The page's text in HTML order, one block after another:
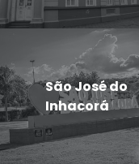
São José do
Inhacorá